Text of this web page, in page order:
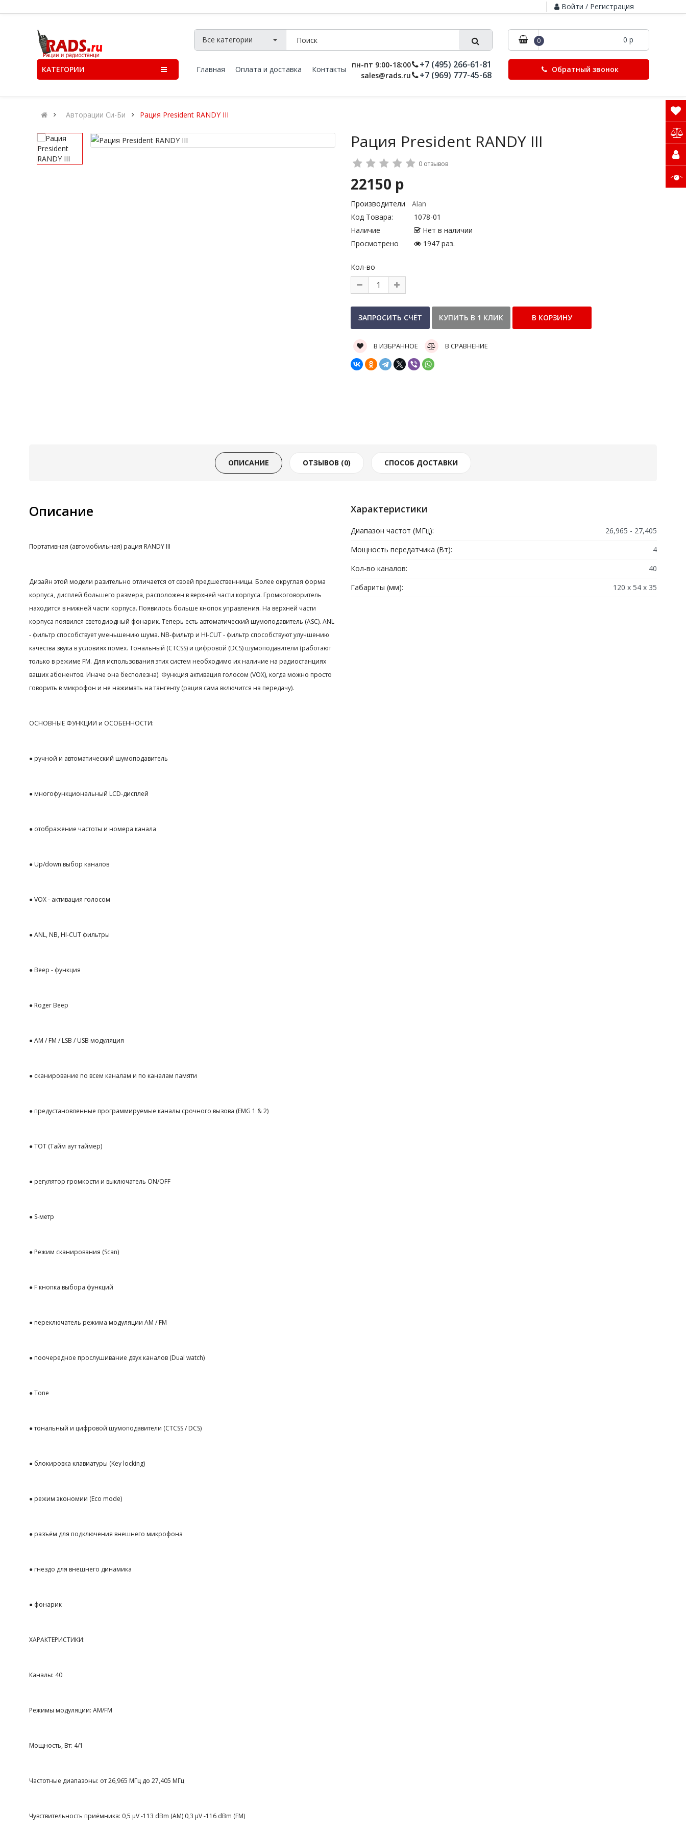
Войти / Регистрация
0 0 р
КАТЕГОРИИ Главная Оплата и доставка Контакты
пн-пт 9:00-18:00
sales@rads.ru
+7 (495) 266-61-81
+7 (969) 777-45-68
Обратный звонок
Авторации Си-Би Рация President RANDY III
Рация President RANDY III
0 отзывов
22150 р
Производители
Alan
Код Товара:
1078-01
Наличие
Нет в наличии
Просмотрено
1947 раз.
Кол-во
В ИЗБРАННОЕ В СРАВНЕНИЕ
ОПИСАНИЕ ОТЗЫВОВ (0) СПОСОБ ДОСТАВКИ
Описание
Портативная (автомобильная) рация RANDY III
Дизайн этой модели разительно отличается от своей предшественницы. Более округлая форма
корпуса, дисплей большего размера, расположен в верхней части корпуса. Громкоговоритель
находится в нижней части корпуса. Появилось больше кнопок управления. На верхней части
корпуса появился светодиодный фонарик. Теперь есть автоматический шумоподавитель (ASC). ANL
- фильтр способствует уменьшению шума. NB-фильтр и HI-CUT - фильтр способствуют улучшению
качества звука в условиях помех. Тональный (CTCSS) и цифровой (DCS) шумоподавители (работают
только в режиме FM. Для использования этих систем необходимо их наличие на радиостанциях
ваших абонентов. Иначе она бесполезна). Функция активация голосом (VOX), когда можно просто
говорить в микрофон и не нажимать на тангенту (рация сама включится на передачу).
ОСНОВНЫЕ ФУНКЦИИ и ОСОБЕННОСТИ:
● ручной и автоматический шумоподавитель
● многофункциональный LCD-дисплей
● отображение частоты и номера канала
● Up/down выбор каналов
● VOX - активация голосом
● ANL, NB, HI-CUT фильтры
● Beep - функция
● Roger Beep
● AM / FM / LSB / USB модуляция
● сканирование по всем каналам и по каналам памяти
● предустановленные программируемые каналы срочного вызова (EMG 1 & 2)
● TOT (Тайм аут таймер)
● регулятор громкости и выключатель ON/OFF
● S-метр
● Режим сканирования (Scan)
● F кнопка выбора функций
● переключатель режима модуляции AM / FM
● поочередное прослушивание двух каналов (Dual watch)
● Tone
● тональный и цифровой шумоподавители (CTCSS / DCS)
● блокировка клавиатуры (Key locking)
● режим экономии (Eco mode)
● разъём для подключения внешнего микрофона
● гнездо для внешнего динамика
● фонарик
ХАРАКТЕРИСТИКИ:
Каналы: 40
Режимы модуляции: АМ/FM
Мощность, Вт: 4/1
Частотные диапазоны: от 26,965 МГц до 27,405 МГц
Чувствительность приёмника: 0,5 μV -113 dBm (AM) 0,3 μV -116 dBm (FM)
Характеристики
Диапазон частот (МГц):
26,965 - 27,405
Мощность передатчика (Вт):
4
Кол-во каналов:
40
Габариты (мм):
120 x 54 x 35